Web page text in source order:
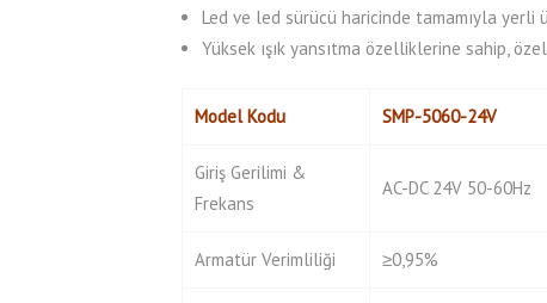
Led ve led sürücü haricinde tamamıyla yerli
Yüksek ışık yansıtma özelliklerine sahip,
Model Kodu SMP-5060-24V
Giriş Gerilimi &
Frekans
AC-DC 24V 50-60Hz
Armatür Verimliliği ≥0,95%